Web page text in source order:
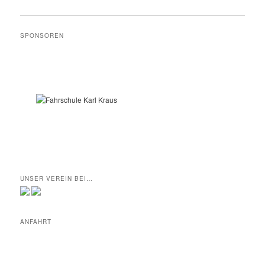
SPONSOREN
UNSER VEREIN BEI…
ANFAHRT